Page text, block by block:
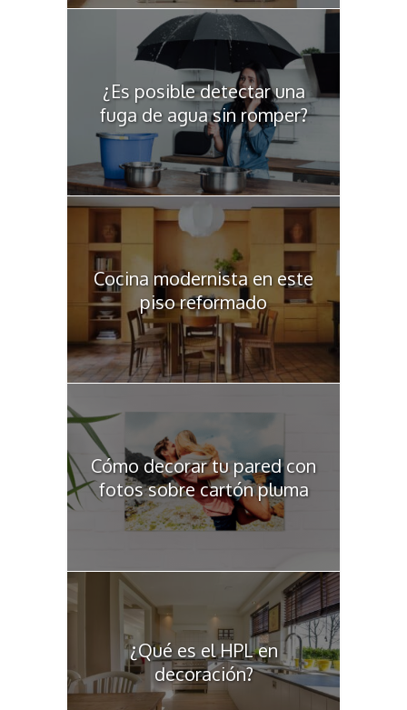
¿Es posible detectar una
fuga de agua sin romper?
Cocina modernista en este
piso reformado
Cómo decorar tu pared con
fotos sobre cartón pluma
¿Qué es el HPL en
decoración?